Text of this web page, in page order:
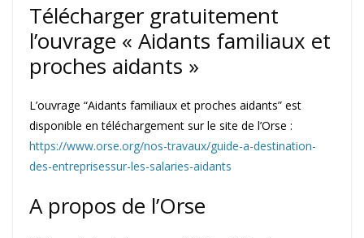
Télécharger gratuitement
l’ouvrage « Aidants familiaux et
proches aidants »
L’ouvrage “Aidants familiaux et proches aidants” est
disponible en téléchargement sur le site de l’Orse :
https://www.orse.org/nos-travaux/guide-a-destination-
des-entreprisessur-les-salaries-aidants
A propos de l’Orse